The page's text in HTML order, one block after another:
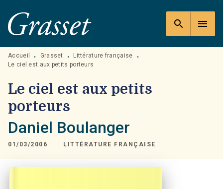
MENU RECHERCHE
PIED DE PAGE
search menu
Accueil • Grasset • Littérature française
•
Le ciel est aux petits porteurs
Le ciel est aux petits
porteurs
Daniel Boulanger
01/03/2006 LITTÉRATURE FRANÇAISE